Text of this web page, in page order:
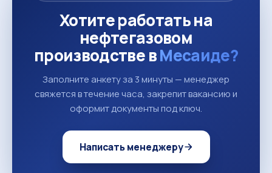
Хотите работать на
нефтегазовом
производстве вМесаиде?
Заполните анкету за 3 минуты — менеджер
свяжется в течение часа, закрепит вакансию и
оформит документы под ключ.
Написать менеджеру